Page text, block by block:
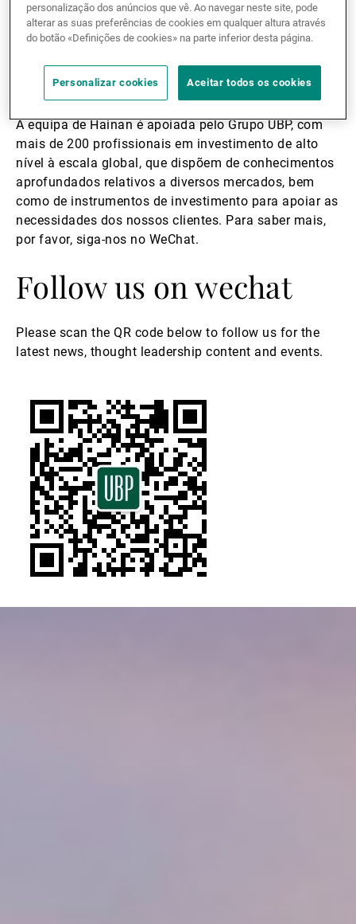
Trata-se do segundo escritório e da segunda licença
de QDLP registada pela UBP na China. Em 2014, a
UBP abriu o escritório de Xangai.
A equipa de Hainan é apoiada pelo Grupo UBP, com
mais de 200 profissionais em investimento de alto
nível à escala global, que dispõem de conhecimentos
aprofundados relativos a diversos mercados, bem
como de instrumentos de investimento para apoiar as
necessidades dos nossos clientes. Para saber mais,
por favor, siga-nos no WeChat.
Follow us on wechat
Please scan the QR code below to follow us for the
latest news, thought leadership content and events.
personalização dos anúncios que vê. Ao navegar neste site, pode
alterar as suas preferências de cookies em qualquer altura através
do botão «Definições de cookies» na parte inferior desta página.
Personalizar cookies Aceitar todos os cookies